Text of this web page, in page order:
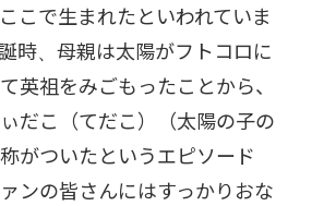
こで生まれたといわれていま
時、母親は太陽がフトコロに
英祖をみごもったことから、
だこ（てだこ）（太陽の子の
がついたというエピソード
ンの皆さんにはすっかりおな